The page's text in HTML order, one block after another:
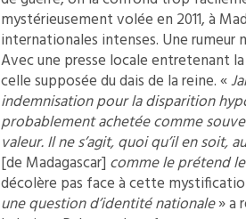
mystérieusement volée en 2011, à
internationales intenses. Une rumeur
Avec une presse locale entretenant
celle supposée du dais de la reine. «
indemnisation pour la disparition
probablement achetée comme
valeur. Il ne s’agit, quoi qu’il en soit,
[de Madagascar] comme le prétend
décolère pas face à cette
une question d’identité nationale» a